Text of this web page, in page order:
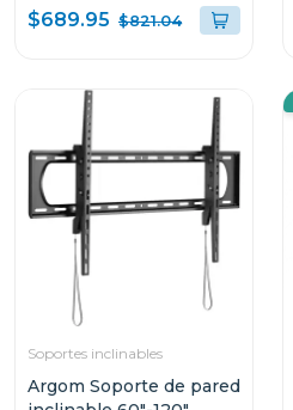
P8L
$689.95 $821.04
Soportes inclinables
Argom Soporte de pared